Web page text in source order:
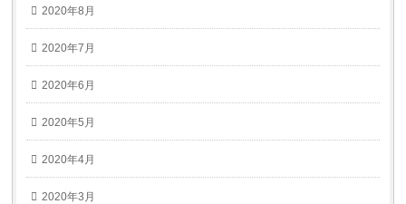
2020年8月
2020年7月
2020年6月
2020年5月
2020年4月
2020年3月